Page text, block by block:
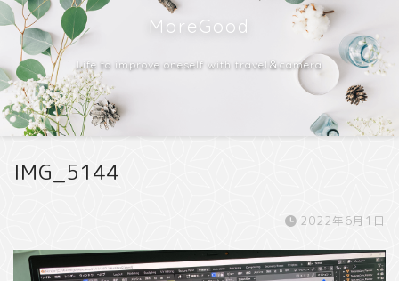
MoreGood
Life to improve oneself with travel＆camera
IMG_5144
2022年6月1日